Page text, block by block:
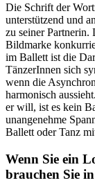
Die Schrift der
unterstützend und
zu seiner
Bildmarke
im Ballett ist die
TänzerInnen sich
wenn die
harmonisch
er will, ist es kein
unangenehme
Ballett oder Tanz
Wenn Sie ein
brauchen Sie